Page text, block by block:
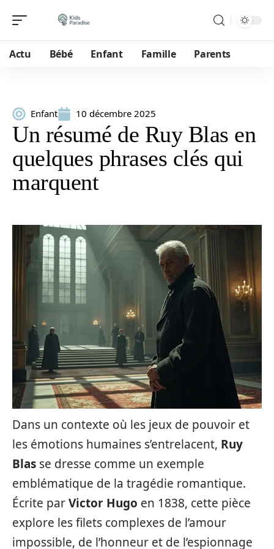
Actu Bébé Enfant Famille Parents
Enfant 10 décembre 2025
Un résumé de Ruy Blas en
quelques phrases clés qui
marquent
Dans un contexte où les jeux de pouvoir et
les émotions humaines s’entrelacent, Ruy
Blas se dresse comme un exemple
emblématique de la tragédie romantique.
Écrite parVictor Hugo en 1838, cette pièce
explore les filets complexes de l’amour
impossible, de l’honneur et de l’espionnage